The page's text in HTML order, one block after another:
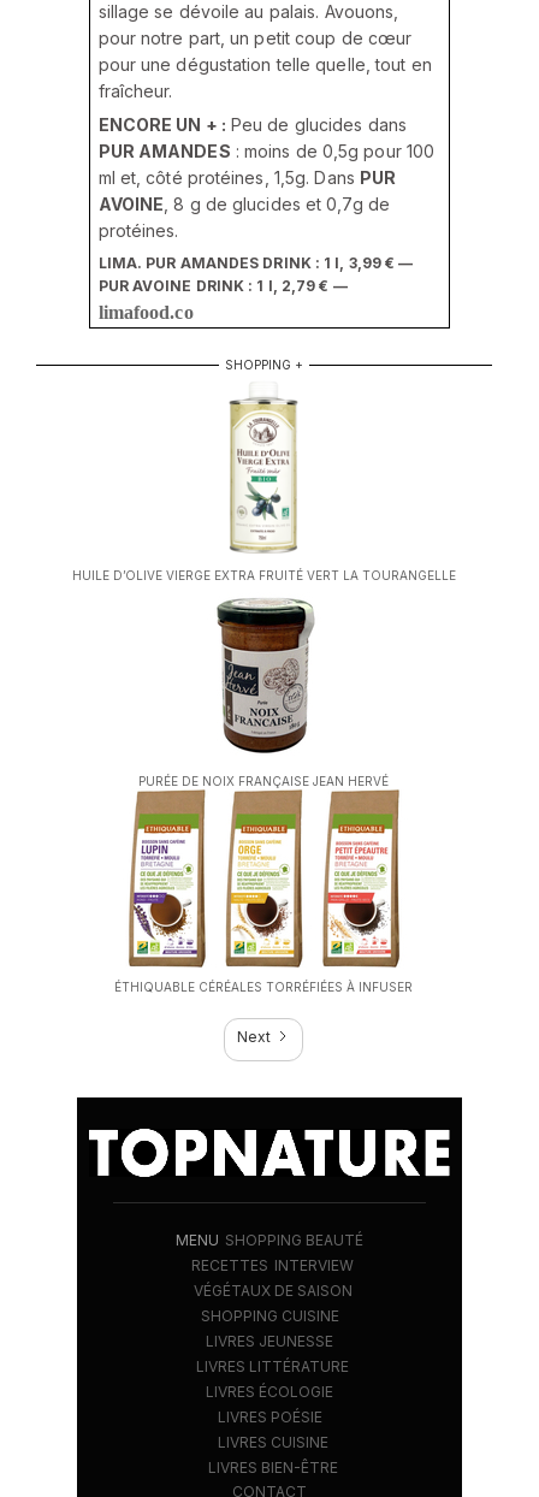
sillage se dévoile au palais. Avouons,
pour notre part, un petit coup de cœur
pour une dégustation telle quelle, tout en
fraîcheur.
ENCORE UN + : Peu de glucides dans
PUR AMANDES : moins de 0,5g pour 100
ml et, côté protéines, 1,5g. Dans PUR
AVOINE , 8 g de glucides et 0,7g de
protéines.
LIMA. PUR AMANDES DRINK : 1 l, 3,99 € —
PUR AVOINE DRINK : 1 l, 2,79 € —
limafood.co
SHOPPING +
HUILE D’OLIVE VIERGE EXTRA FRUITÉ VERT LA TOURANGELLE
PURÉE DE NOIX FRANÇAISE JEAN HERVÉ
‍ÉTHIQUABLE CÉRÉALES TORRÉFIÉES À INFUSER
Next
MENU SHOPPING BEAUTÉ
RECETTES INTERVIEW
VÉGÉTAUX DE SAISON
SHOPPING CUISINE
LIVRES JEUNESSE
LIVRES LITTÉRATURE
LIVRES ÉCOLOGIE
LIVRES POÉSIE
LIVRES CUISINE
LIVRES BIEN-ÊTRE
CONTACT